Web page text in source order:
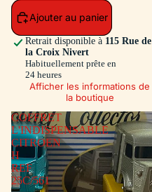
Ajouter au panier
Retrait disponible à 115 Rue de
la Croix Nivert
Habituellement prête en
24 heures
Afficher les informations de
la boutique
COFFRET
L'INDISPENSABLE
CITROEN
H
REF
25C/561